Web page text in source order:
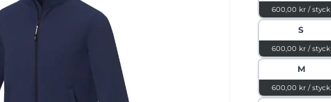
jackan en stilfull design. Skydda
med den invändiga stormfliken
Keefe bomberjacka är en perfekt
tillfällen och kombinerar mode och
på ett enkelt sätt.
600,00 kr / styck
S
600,00 kr / styck
M
600,00 kr / styck